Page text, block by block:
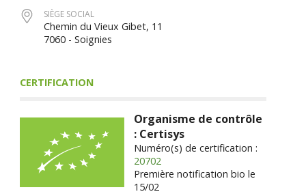
SIÈGE SOCIAL
Chemin du Vieux Gibet, 11
7060 - Soignies
CERTIFICATION
Organisme de contrôle
: Certisys
Numéro(s) de certification :
20702
Première notification bio le
15/02